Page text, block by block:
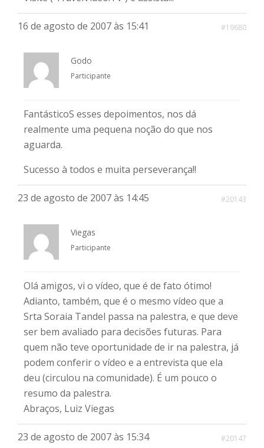
16 de agosto de 2007 às 15:41 #19680
Godo
Participante
FantásticoS esses depoimentos, nos dá
realmente uma pequena noção do que nos
aguarda.
Sucesso à todos e muita perseverança!!
23 de agosto de 2007 às 14:45 #20143
Viegas
Participante
Olá amigos, vi o vídeo, que é de fato ótimo!
Adianto, também, que é o mesmo vídeo que a
Srta Soraia Tandel passa na palestra, e que deve
ser bem avaliado para decisões futuras. Para
quem não teve oportunidade de ir na palestra, já
podem conferir o vídeo e a entrevista que ela
deu (circulou na comunidade). É um pouco o
resumo da palestra.
Abraços, Luiz Viegas
23 de agosto de 2007 às 15:34 #20147